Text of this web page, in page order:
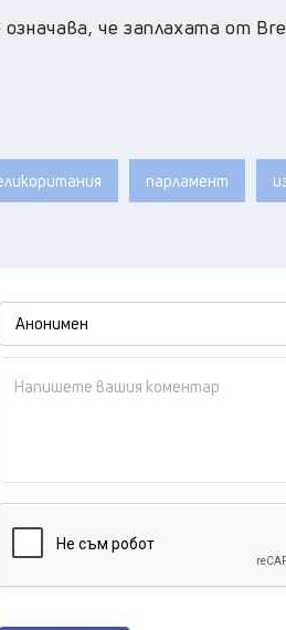
че заплахата от
парламент